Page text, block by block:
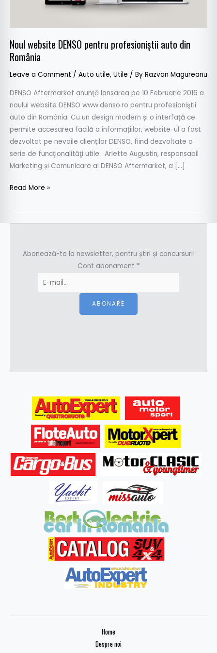
Noul website DENSO pentru profesioniştii auto din
România
Leave a Comment / Auto utile, Utile / By Razvan Magureanu
DENSO Aftermarket anunţă lansarea pe 10 Februarie 2016 a
noului website DENSO www.denso.ro pentru profesioniştii
auto din România. Cu un design modern și o interfață ce
permite accesarea facilă a informațiilor, website-ul a fost
dezvoltat pe nevoile clienților DENSO, fiind dezvoltate o
serie de funcţionalităţi utile. Arlette Augustin, responsabil
Marketing și Comunicare al DENSO Aftermarket, a […]
Read More »
Abonează-te la newsletter, pentru știri și concursuri!
Cont abonament *
ABONARE
Home
Despre noi